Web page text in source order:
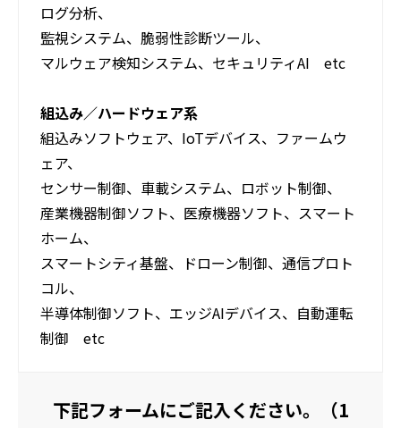
ログ分析、
監視システム、脆弱性診断ツール、
マルウェア検知システム、セキュリティAI etc
組込み／ハードウェア系
組込みソフトウェア、IoTデバイス、ファームウ
ェア、
センサー制御、車載システム、ロボット制御、
産業機器制御ソフト、医療機器ソフト、スマート
ホーム、
スマートシティ基盤、ドローン制御、通信プロト
コル、
半導体制御ソフト、エッジAIデバイス、自動運転
制御 etc
下記フォームにご記入ください。（1